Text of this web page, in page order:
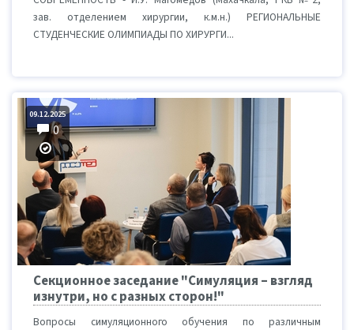
зав. отделением хирургии, к.м.н.) РЕГИОНАЛЬНЫЕ
СТУДЕНЧЕСКИЕ ОЛИМПИАДЫ ПО ХИРУРГИ...
09.12.2025
0
Секционное заседание "Симуляция – взгляд
изнутри, но с разных сторон!"
Вопросы симуляционного обучения по различным